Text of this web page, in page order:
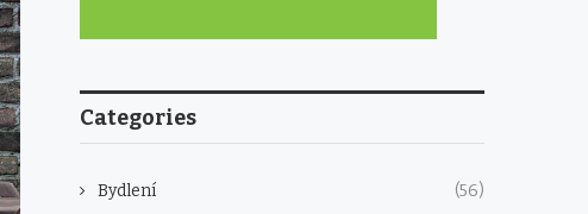
Categories
Bydlení (56)